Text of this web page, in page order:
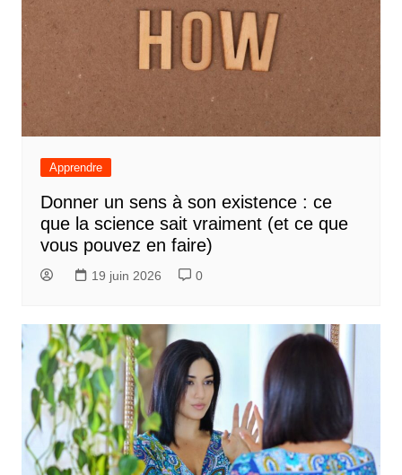
Apprendre
Donner un sens à son existence : ce
que la science sait vraiment (et ce que
vous pouvez en faire)
19 juin 2026 0